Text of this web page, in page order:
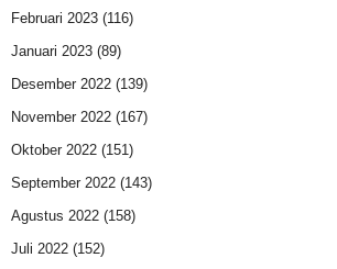
Februari 2023 (116)
Januari 2023 (89)
Desember 2022 (139)
November 2022 (167)
Oktober 2022 (151)
September 2022 (143)
Agustus 2022 (158)
Juli 2022 (152)